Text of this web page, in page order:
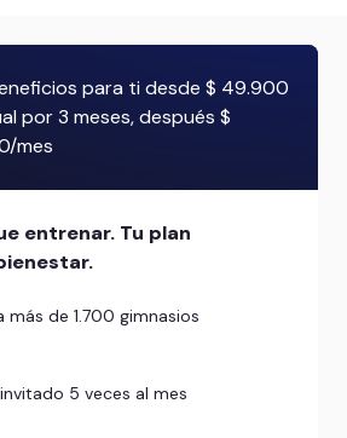
para ti desde $ 49.900
por 3 meses, después $
mes
entrenar. Tu plan
más de 1.700 gimnasios
5 veces al mes